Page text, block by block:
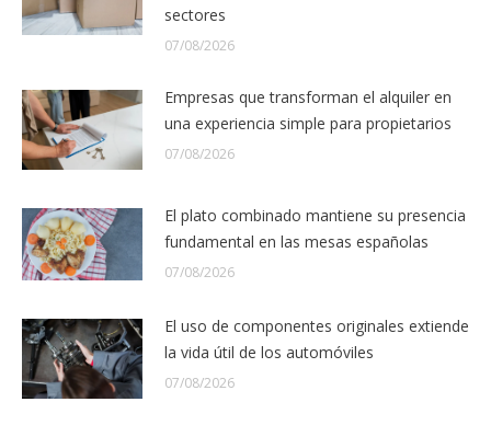
sectores
07/08/2026
Empresas que transforman el alquiler en
una experiencia simple para propietarios
07/08/2026
El plato combinado mantiene su presencia
fundamental en las mesas españolas
07/08/2026
El uso de componentes originales extiende
la vida útil de los automóviles
07/08/2026